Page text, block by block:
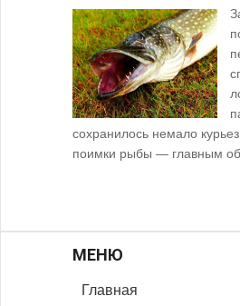
сохранилось немало
поимки рыбы — главным
МЕНЮ
Главная